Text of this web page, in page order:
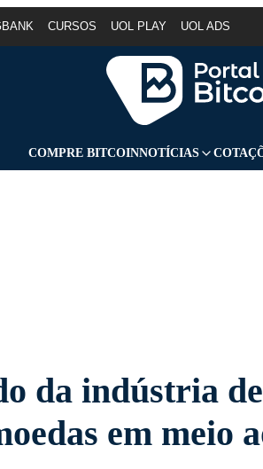
CURSOS UOL PLAY UOL ADS
COMPRE BITCOINNOTÍCIAS
da indústria de
em meio